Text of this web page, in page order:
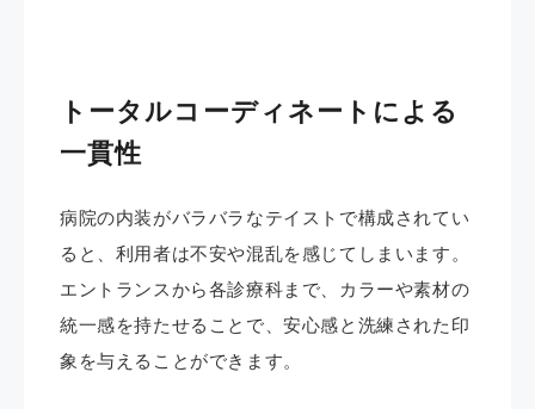
トータルコーディネートによる
一貫性
病院の内装がバラバラなテイストで構成されてい
ると、利用者は不安や混乱を感じてしまいます。
エントランスから各診療科まで、カラーや素材の
統一感を持たせることで、安心感と洗練された印
象を与えることができます。